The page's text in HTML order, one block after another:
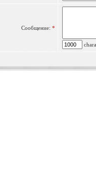
Сообщение: *